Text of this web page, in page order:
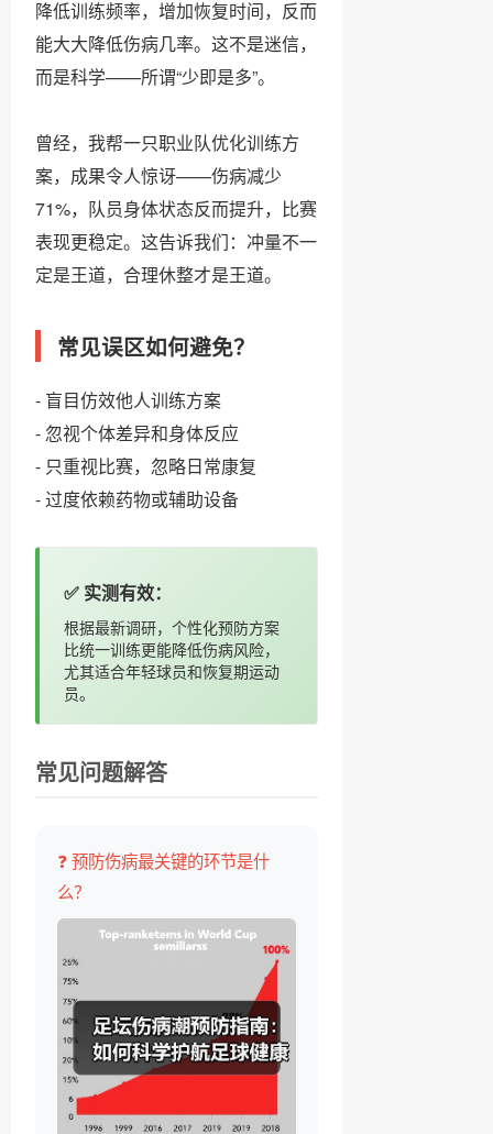
降低训练频率，增加恢复时间，反而
能大大降低伤病几率。这不是迷信，
而是科学——所谓“少即是多”。
曾经，我帮一只职业队优化训练方
案，成果令人惊讶——伤病减少
71%，队员身体状态反而提升，比赛
表现更稳定。这告诉我们：冲量不一
定是王道，合理休整才是王道。
常见误区如何避免？
- 盲目仿效他人训练方案
- 忽视个体差异和身体反应
- 只重视比赛，忽略日常康复
- 过度依赖药物或辅助设备
✅ 实测有效：
根据最新调研，个性化预防方案
比统一训练更能降低伤病风险，
尤其适合年轻球员和恢复期运动
员。
常见问题解答
❓ 预防伤病最关键的环节是什
么？